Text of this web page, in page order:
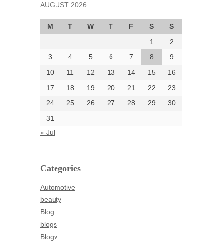
AUGUST 2026
M T W T F S
S
1
2
3
4 5 6 7 8
9
10
11 12 13 14 15
16
17
18 19 20 21 22
23
24
25 26 27 28 29
30
31
« Jul
Categories
Automotive
beauty
Blog
blogs
Blogv
October 2024
September 2024
August 2024
June 2024
Categories
beauty
Business
Entertainment
Fashion
Finance
Food